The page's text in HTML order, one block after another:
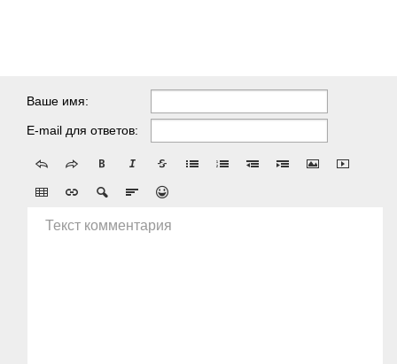
Ваше имя:
E-mail для ответов:
Текст комментария